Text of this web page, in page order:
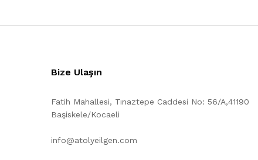
Bize Ulaşın
Fatih Mahallesi, Tınaztepe Caddesi No: 56/A,41190
Başiskele/Kocaeli
info@atolyeilgen.com